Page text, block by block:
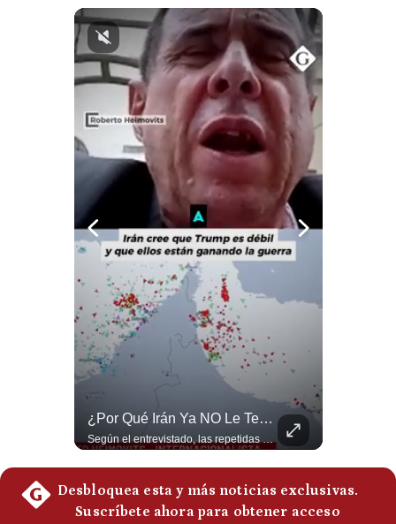
G de Gestión
Notas Contratadas
Gestión TV
Fotogalerías
Condiciones
Privacidad
De
Cookies
¿Por Qué Irán Ya NO Le Teme A Donald Trump? | #radar24